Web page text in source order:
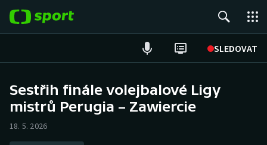
SLEDOVAT
Hokej
Sestřih finále volejbalové Ligy
mistrů Perugia – Zawiercie
18. 5. 2026